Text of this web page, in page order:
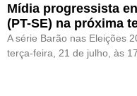
Mídia progressista
(PT-SE) na próxima
A série Barão nas Eleições
terça-feira, 21 de julho, às